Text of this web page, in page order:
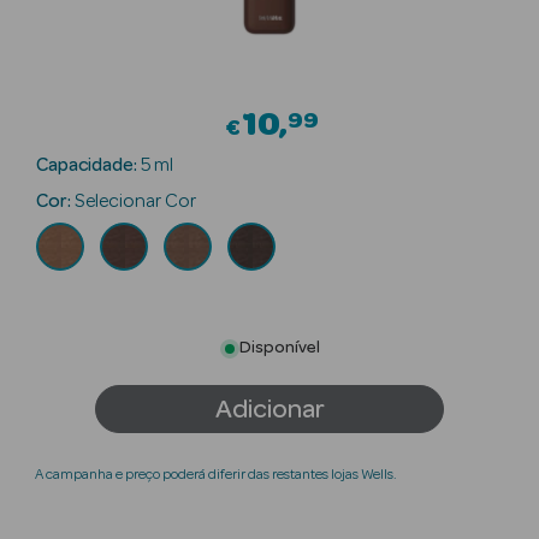
Beauty Season
Beauty Season
Maquilhagem
Nutricosmética
Beauty Season
€10 99
Capacidade: 5 ml
Cor: Selecionar Cor
Disponível
Adicionar
A campanha e preço poderá diferir das restantes lojas Wells.